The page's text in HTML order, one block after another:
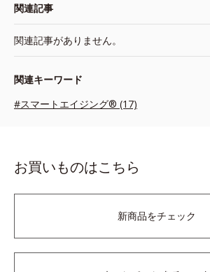
関連記事
関連記事がありません。
関連キーワード
#スマートエイジング® (17)
お買いものはこちら
新商品をチェック